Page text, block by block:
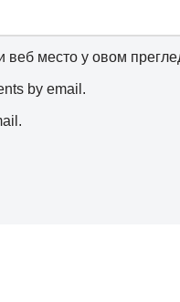
веб место у овом
by email.